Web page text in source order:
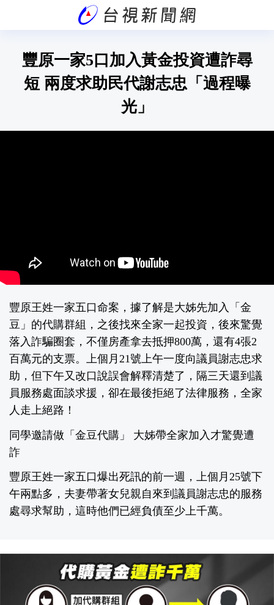
豐原一家5口加入黃金投資遭詐尋
短 兩度求助民代謝志忠「過程曝
光」
豐原王姓一家五口命案，據了解是大姊先加入「金
豆」的代購群組，之後找來全家一起投資，後來驚覺
落入詐騙圈套，不僅房產拿去抵押800萬，還有4張2
百萬元的支票。上個月21號上午一度向議員謝志忠求
助，但下午又改口說誤會解釋清楚了，隔三天還到議
員服務處面談求援，卻在最後拒絕了法律服務，全家
人走上絕路！
同學邀請做「金豆代購」 大姊帶全家加入才驚覺遭
詐
豐原王姓一家五口爆出死訊的前一週，上個月25號下
午兩點多，夫妻帶著女兒親自來到議員謝志忠的服務
處尋求幫助，這時他們已經負債至少上千萬。